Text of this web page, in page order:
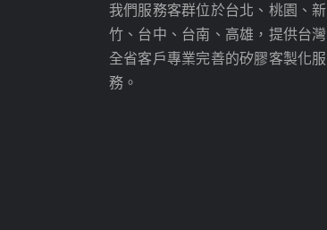
我們服務客群位於台北、桃園、新
竹、台中、台南、高雄，提供台灣
全省客戶專業完善的矽膠客製化服
務。